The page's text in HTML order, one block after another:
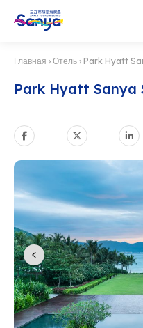
Главная › Отель › Park Hyatt
Park Hyatt Sanya